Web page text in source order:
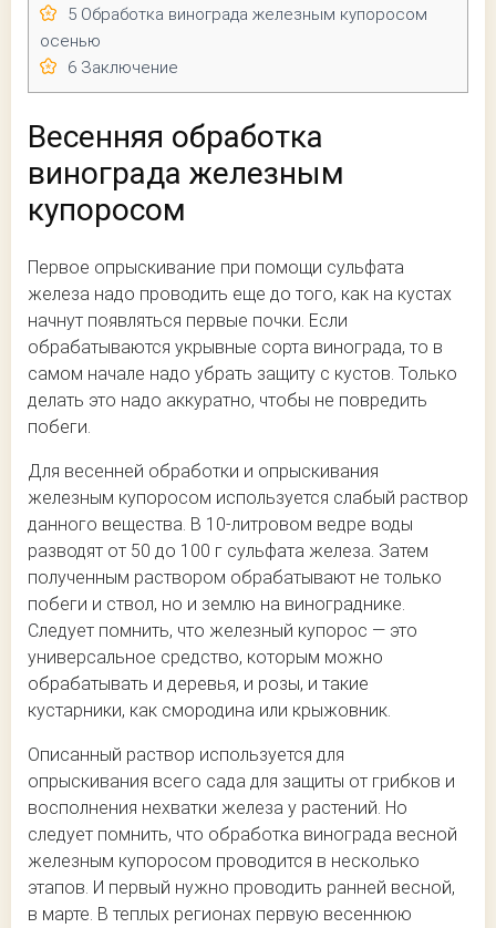
5 Обработка винограда железным купоросом
осенью
6 Заключение
Весенняя обработка
винограда железным
купоросом
Первое опрыскивание при помощи сульфата
железа надо проводить еще до того, как на кустах
начнут появляться первые почки. Если
обрабатываются укрывные сорта винограда, то в
самом начале надо убрать защиту с кустов. Только
делать это надо аккуратно, чтобы не повредить
побеги.
Для весенней обработки и опрыскивания
железным купоросом используется слабый раствор
данного вещества. В 10-литровом ведре воды
разводят от 50 до 100 г сульфата железа. Затем
полученным раствором обрабатывают не только
побеги и ствол, но и землю на винограднике.
Следует помнить, что железный купорос — это
универсальное средство, которым можно
обрабатывать и деревья, и розы, и такие
кустарники, как смородина или крыжовник.
Описанный раствор используется для
опрыскивания всего сада для защиты от грибков и
восполнения нехватки железа у растений. Но
следует помнить, что обработка винограда весной
железным купоросом проводится в несколько
этапов. И первый нужно проводить ранней весной,
в марте. В теплых регионах первую весеннюю